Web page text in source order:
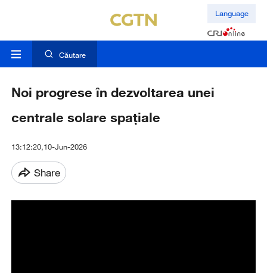
Language
Căutare
Noi progrese în dezvoltarea unei
centrale solare spațiale
13:12:20,10-Jun-2026
Share